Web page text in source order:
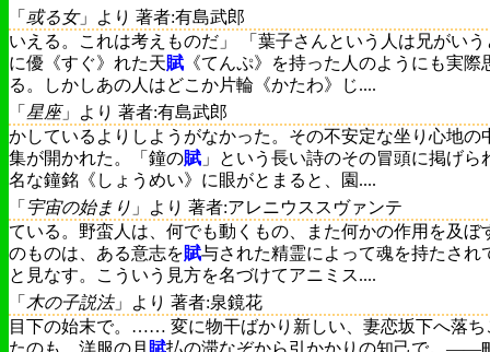
「 或る女」より 著者:有島武郎
いえる。これは考えものだ」 「葉子さんという人は兄がいう
に優《すぐ》れた天賦 《てんぷ》を持った人のようにも実際
る。しかしあの人はどこか片輪《かたわ》じ....
「 星座」より 著者:有島武郎
かしているよりしようがなかった。その不安定な坐り心地の
集が開かれた。「鐘の賦 」という長い詩のその冒頭に掲げら
名な鐘銘《しょうめい》に眼がとまると、園....
「 宇宙の始まり 」より 著者:アレニウススヴァンテ
ている。野蛮人は、何でも動くもの、また何かの作用を及ぼ
のものは、ある意志を賦与された精霊によって魂を持たされ
と見なす。こういう見方を名づけてアニミス....
「 木の子説法」より 著者:泉鏡花
目下の始末で。…… 変に物干ばかり新しい、妻恋坂下へ落ち
たのも、洋服の月 賦払の滞なぞから引かかりの知己で。――